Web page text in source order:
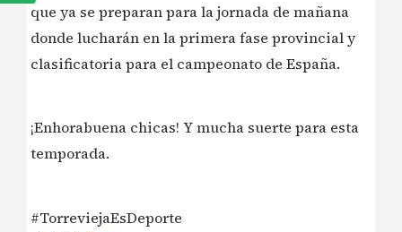
que ya se preparan para la jornada de mañana
donde lucharán en la primera fase provincial y
clasificatoria para el campeonato de España.
¡Enhorabuena chicas! Y mucha suerte para esta
temporada.
#TorreviejaEsDeporte